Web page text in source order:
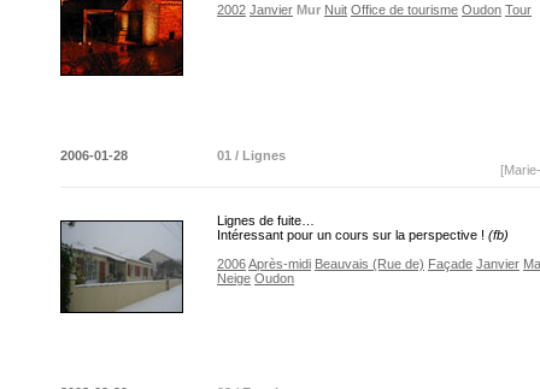
2002 Janvier Mur Nuit Office de tourisme Oudon Tour
2006-01-28
01 / Lignes
Lignes de fuite…
Intéressant pour un cours sur la perspective ! (fb)
2006Après-midi Beauvais (Rue de) Façade Janvier
Neige Oudon